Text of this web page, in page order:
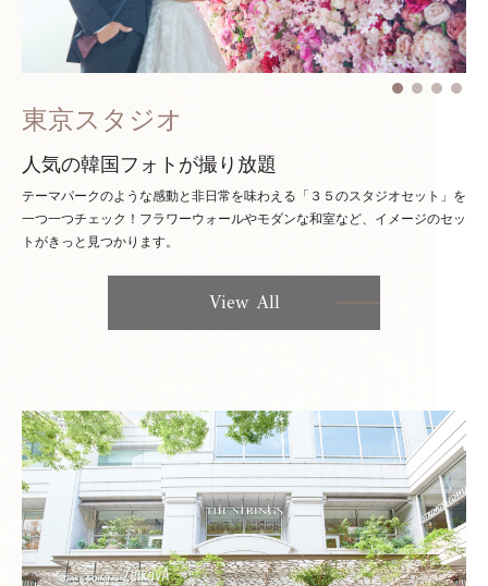
東京スタジオ
人気の韓国フォトが撮り放題
テーマパークのような感動と非日常を味わえる「３５のスタジオセット」を
一つ一つチェック！ フラワーウォールやモダンな和室など、イメージのセッ
トがきっと見つかります。
View All